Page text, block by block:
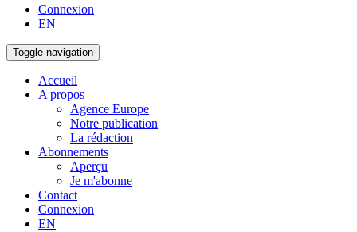
Connexion
EN
Toggle navigation
Accueil
A propos
Agence Europe
Notre publication
La rédaction
Abonnements
Aperçu
Je m'abonne
Contact
Connexion
EN